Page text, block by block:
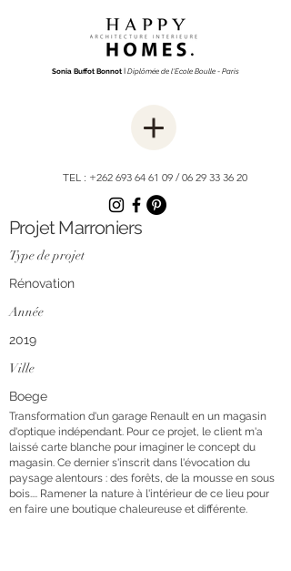
Sonia Buffot BonnotI Diplômée de l'Ecole Boulle - Paris
TEL : +262 693 64 61 09/06 29 33 36 20
Projet Marroniers
Type de projet
Rénovation
Année
2019
Ville
Boege
Transformation d'un garage Renault en un magasin
d'optique indépendant. Pour ce projet, le client m'a
laissé carte blanche pour imaginer le concept du
magasin. Ce dernier s'inscrit dans l'évocation du
paysage alentours : des forêts, de la mousse en sous
bois.... Ramener la nature à l'intérieur de ce lieu pour
en faire une boutique chaleureuse et différente.